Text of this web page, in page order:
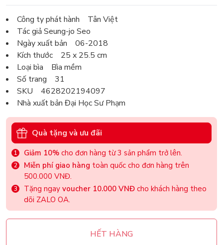
Công ty phát hành Tân Việt
Tác giả Seung-jo Seo
Ngày xuất bản 06-2018
Kích thước 25 x 25.5 cm
Loại bìa Bìa mềm
Số trang 31
SKU 4628202194097
Nhà xuất bản Đại Học Sư Phạm
Quà tặng và ưu đãi
Giảm 10% cho đơn hàng từ 3 sản phẩm trở lên.
Miễn phí giao hàng toàn quốc cho đơn hàng trên
500.000 VNĐ.
Tặng ngay voucher 10.000 VNĐ cho khách hàng theo
dõi ZALO OA.
HẾT HÀNG